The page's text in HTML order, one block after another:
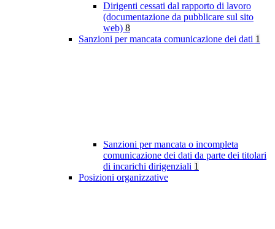
Dirigenti cessati dal rapporto di lavoro
(documentazione da pubblicare sul sito
web) 8
Sanzioni per mancata comunicazione dei dati 1
Sanzioni per mancata o incompleta
comunicazione dei dati da parte dei titolari
di incarichi dirigenziali 1
Posizioni organizzative